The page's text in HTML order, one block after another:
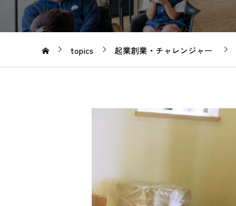
topics 起業創業・チャレンジャー